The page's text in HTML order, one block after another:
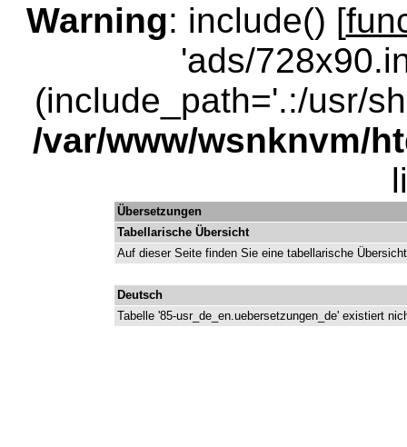
Warning: include() [
'ads/
(include_path='.:/usr/
/var/www/wsnknvm/
Übersetzungen
Tabellarische Übersicht
Auf dieser Seite finden Sie eine tabellarische
Deutsch
Tabelle '85-usr_de_en.uebersetzungen_de' existiert